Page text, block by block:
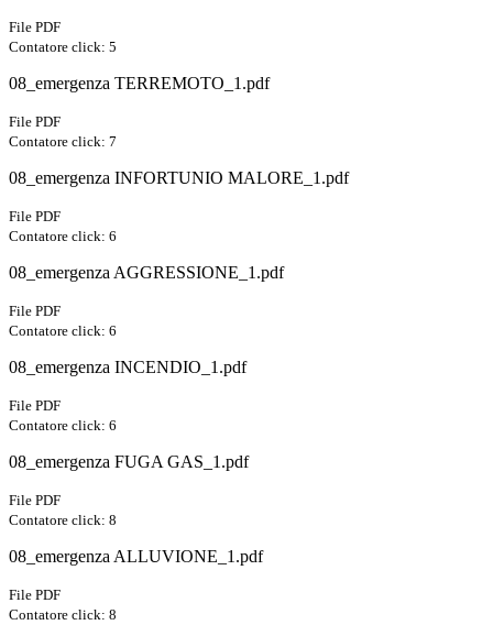
File PDF
Contatore click: 5
08_emergenza TERREMOTO_1.pdf
File PDF
Contatore click: 7
08_emergenza INFORTUNIO MALORE_1.pdf
File PDF
Contatore click: 6
08_emergenza AGGRESSIONE_1.pdf
File PDF
Contatore click: 6
08_emergenza INCENDIO_1.pdf
File PDF
Contatore click: 6
08_emergenza FUGA GAS_1.pdf
File PDF
Contatore click: 8
08_emergenza ALLUVIONE_1.pdf
File PDF
Contatore click: 8